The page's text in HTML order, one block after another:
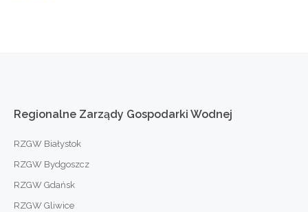
Regionalne Zarządy Gospodarki Wodnej
RZGW Białystok
RZGW Bydgoszcz
RZGW Gdańsk
RZGW Gliwice